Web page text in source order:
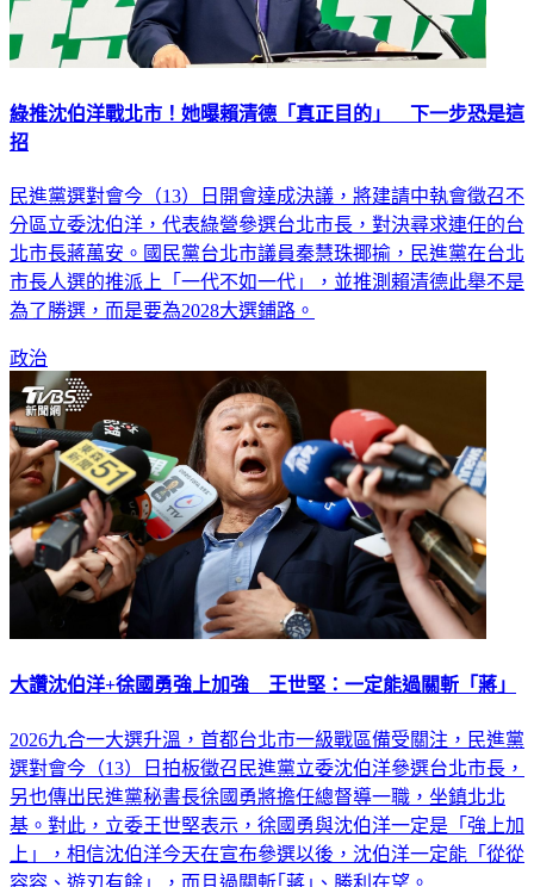
綠推沈伯洋戰北市！她曝賴清德「真正目的」 下一步恐是這
招
民進黨選對會今（13）日開會達成決議，將建請中執會徵召不
分區立委沈伯洋，代表綠營參選台北市長，對決尋求連任的台
北市長蔣萬安。國民黨台北市議員秦慧珠揶揄，民進黨在台北
市長人選的推派上「一代不如一代」，並推測賴清德此舉不是
為了勝選，而是要為2028大選鋪路。
政治
大讚沈伯洋+徐國勇強上加強 王世堅：一定能過關斬「蔣」
2026九合一大選升溫，首都台北市一級戰區備受關注，民進黨
選對會今（13）日拍板徵召民進黨立委沈伯洋參選台北市長，
另也傳出民進黨秘書長徐國勇將擔任總督導一職，坐鎮北北
基。對此，立委王世堅表示，徐國勇與沈伯洋一定是「強上加
上」，相信沈伯洋今天在宣布參選以後，沈伯洋一定能「從從
容容、遊刃有餘」，而且過關斬｢蔣｣、勝利在望。